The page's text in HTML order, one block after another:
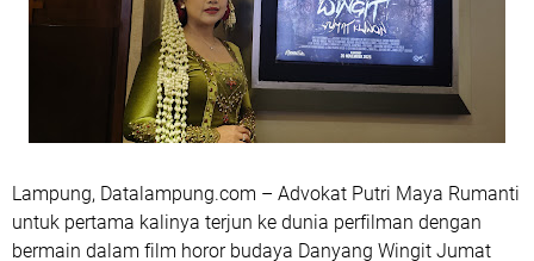
Lampung, Datalampung.com – Advokat Putri Maya Rumanti
untuk pertama kalinya terjun ke dunia perfilman dengan
bermain dalam film horor budaya Danyang Wingit Jumat